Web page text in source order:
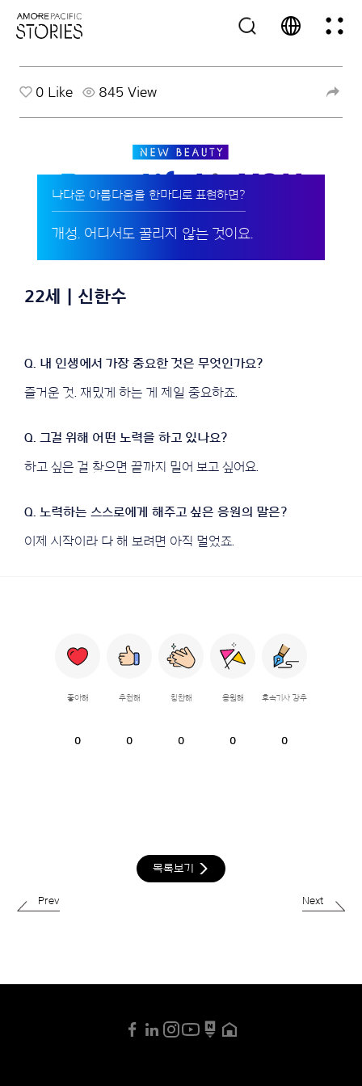
0 Like 845 View
나다운 아름다움을 한마디로 표현하면?
개성. 어디서도 꿀리지 않는 것이요.
22세 | 신한수
즐거운 것. 재밌게 하는 게 제일 중요하죠.
하고 싶은 걸 찾으면 끝까지 밀어 보고 싶어요.
이제 시작이라 다 해 보려면 아직 멀었죠.
좋아해
0
추천해
0
칭찬해
0
응원해
0
후속기사 강추
0
목록보기
Prev Next